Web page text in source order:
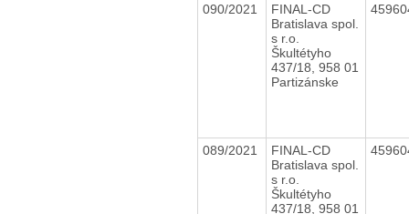
090/2021
FINAL-CD
Bratislava spol.
s r.o.
Škultétyho
437/18, 958 01
Partizánske
089/2021
FINAL-CD
Bratislava spol.
s r.o.
Škultétyho
437/18, 958 01